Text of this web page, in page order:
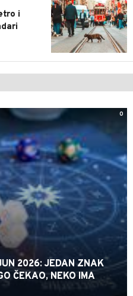
i
0
2026: JEDAN ZNAK
ČEKAO, NEKO IMA